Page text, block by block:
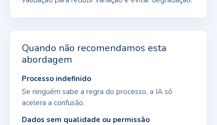
Quando não recomendamos esta
abordagem
Processo indefinido
Se ninguém sabe a regra do processo, a IA só
acelera a confusão.
Dados sem qualidade ou permissão